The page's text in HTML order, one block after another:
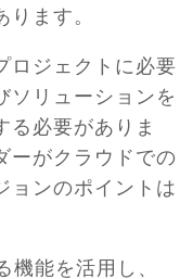
ます。
ロジェクトに必要
ソリューションを
る必要がありま
ーがクラウドでの
ョンのポイントは
能を活用し、